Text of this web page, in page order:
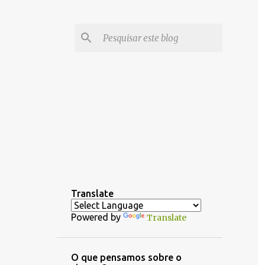
Translate
Powered by Translate
O que pensamos sobre o